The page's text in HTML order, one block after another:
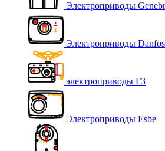
Электроприводы
Электроприводы
электроприводы ГЗ
Электроприводы Esbe